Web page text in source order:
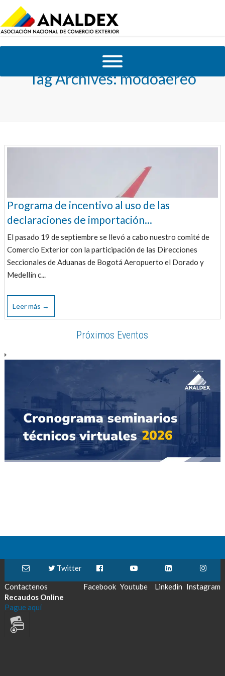
Tag Archives:modoaéreo
Programa de incentivo al uso de las
declaraciones de importación...
El pasado 19 de septiembre se llevó a cabo nuestro comité de
Comercio Exterior con la participación de las Direcciones
Seccionales de Aduanas de Bogotá Aeropuerto el Dorado y
Medellín c...
Leer más →
Próximos Eventos
Contactenos
Twitter
Facebook Youtube Linkedin Instagram
Recaudos Online
Pague aquí